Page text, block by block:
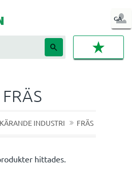
GA
IN
FRÄS
INDUSTRI FRÄS
hittades.